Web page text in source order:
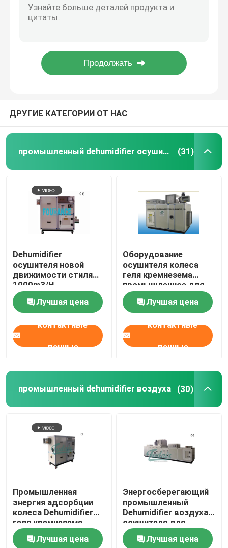
Dehumidifier ротора осушителя
Передвижной Dehumidifier
Промышленный сушильщик воздуха осушителя
dehumidifier стойки один
Высокотемпературный Dehumidifier
Промышленное оборудование для сушки
Dehumidifier осушителя пищевой промышленности
ДРУГИЕ КАТЕГОРИИ ОТ НАС
промышленный dehumidifier осушителя (31)
Dehumidifier
осушителя новой
движимости стиля
1000m3/H
компактный
промышленный
Лучшая цена
контактные
данные
Оборудование
осушителя колеса
геля кремнезема
промышленное для
хранения 50kg/H
Лучшая цена
контактные
данные
промышленный dehumidifier воздуха (30)
Промышленная
энергия адсорбции
колеса Dehumidifier
геля кремнезема
воздуха эффективная
Лучшая цена
Энергосберегающий
промышленный
Dehumidifier воздуха
осушителя для
лаборатории
Лучшая цена